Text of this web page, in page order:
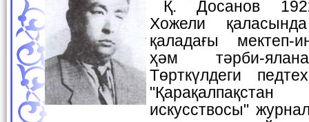
Қ. Досанов 1922-жылы 15-майда
Хожели
қаладағы мектеп-
ҳәм тәрби-
Төрткүлдеги
искусствосы"